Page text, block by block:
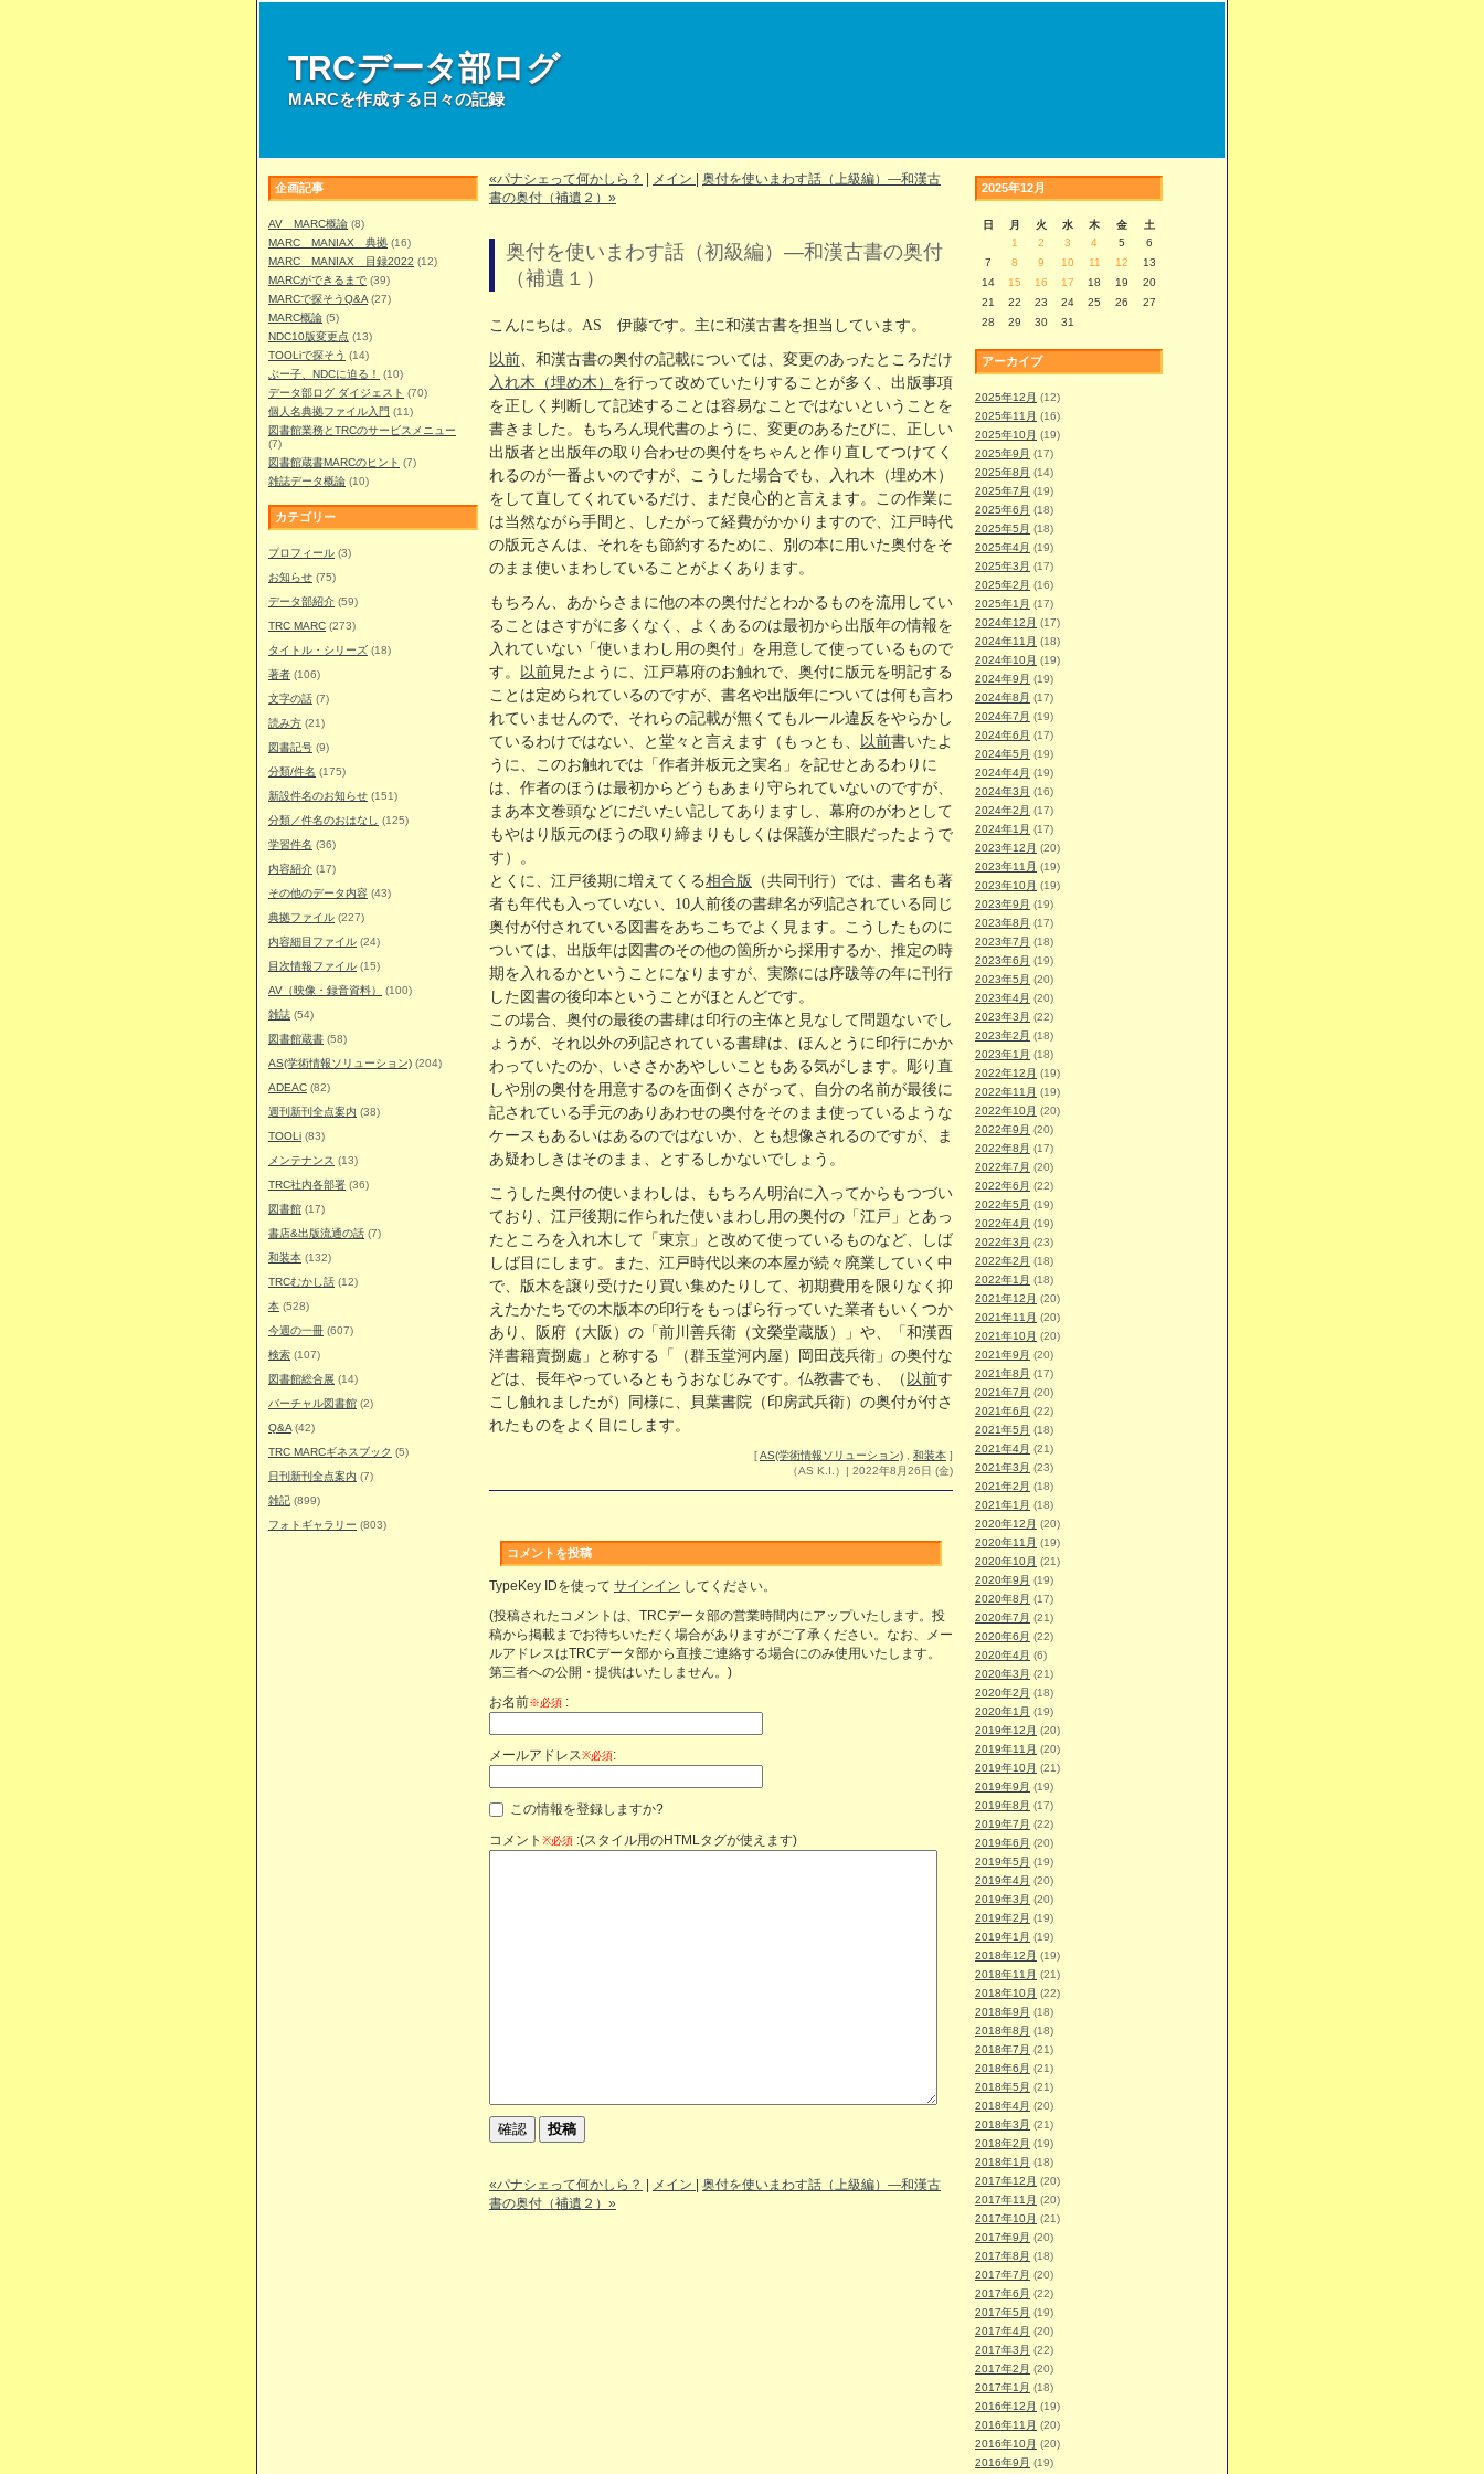
TRCデータ部ログ
MARCを作成する日々の記録
企画記事
AV MARC概論 (8)
MARC MANIAX 典拠 (16)
MARC MANIAX 目録2022 (12)
MARCができるまで (39)
MARCで探そうQ&A (27)
MARC概論 (5)
NDC10版変更点 (13)
TOOLiで探そう (14)
ぶー子、NDCに迫る！
(10)
データ部ログ ダイジェスト (70)
個人名典拠ファイル入門 (11)
図書館業務とTRCのサービスメニュー
(7)
図書館蔵書MARCのヒント (7)
雑誌データ概論 (10)
カテゴリー
プロフィール (3)
お知らせ (75)
データ部紹介 (59)
TRC MARC (273)
タイトル・シリーズ (18)
著者 (106)
文字の話 (7)
読み方 (21)
図書記号 (9)
分類/件名 (175)
新設件名のお知らせ (151)
分類／件名のおはなし
(125)
学習件名 (36)
内容紹介 (17)
その他のデータ内容 (43)
典拠ファイル (227)
内容細目ファイル (24)
目次情報ファイル (15)
AV（映像・録音資料）
(100)
雑誌 (54)
図書館蔵書 (58)
AS(学術情報ソリューション) (204)
ADEAC (82)
週刊新刊全点案内 (38)
TOOLi (83)
メンテナンス (13)
TRC社内各部署 (36)
図書館 (17)
書店&出版流通の話 (7)
和装本 (132)
TRCむかし話 (12)
本 (528)
今週の一冊 (607)
検索 (107)
図書館総合展 (14)
バーチャル図書館 (2)
Q&A (42)
TRC MARCギネスブック (5)
日刊新刊全点案内 (7)
雑記 (899)
フォトギャラリー (803)
«パナシェって何かしら？ メイン
奥付を使いまわす話（上級編）―和漢古
書の奥付（補遺２）»
奥付を使いまわす話（初級編）―和漢古書の奥付
（補遺１）
こんにちは。AS 伊藤です。主に和漢古書を担当しています。
以前、和漢古書の奥付の記載については、変更のあったところだけ
入れ木（埋め木） を行って改めていたりすることが多く、出版事項
を正しく判断して記述することは容易なことではないということを
書きました。もちろん現代書のように、変更のあるたびに、正しい
出版者と出版年の取り合わせの奥付をちゃんと作り直してつけてく
れるのが一番よいのですが、こうした場合でも、入れ木（埋め木）
をして直してくれているだけ、まだ良心的と言えます。この作業に
は当然ながら手間と、したがって経費がかかりますので、江戸時代
の版元さんは、それをも節約するために、別の本に用いた奥付をそ
のまま使いまわしていることがよくあります。
もちろん、あからさまに他の本の奥付だとわかるものを流用してい
ることはさすがに多くなく、よくあるのは最初から出版年の情報を
入れていない「使いまわし用の奥付」を用意して使っているもので
す。
以前 見たように、江戸幕府のお触れで、奥付に版元を明記する
ことは定められているのですが、書名や出版年については何も言わ
れていませんので、それらの記載が無くてもルール違反をやらかし
ているわけではない、と堂々と言えます（もっとも、
以前書いたよ
うに、このお触れでは「作者并板元之実名」を記せとあるわりに
は、作者のほうは最初からどうもあまり守られていないのですが、
まあ本文巻頭などにだいたい記してありますし、幕府のがわとして
もやはり版元のほうの取り締まりもしくは保護が主眼だったようで
す）。
とくに、江戸後期に増えてくる相合版
（共同刊行）では、書名も著
者も年代も入っていない、10人前後の書肆名が列記されている同じ
奥付が付されている図書をあちこちでよく見ます。こうしたものに
ついては、出版年は図書のその他の箇所から採用するか、推定の時
期を入れるかということになりますが、実際には序跋等の年に刊行
した図書の後印本ということがほとんどです。
この場合、奥付の最後の書肆は印行の主体と見なして問題ないでし
ょうが、それ以外の列記されている書肆は、ほんとうに印行にかか
わっていたのか、いささかあやしいこともある気がします。彫り直
しや別の奥付を用意するのを面倒くさがって、自分の名前が最後に
記されている手元のありあわせの奥付をそのまま使っているような
ケースもあるいはあるのではないか、とも想像されるのですが、ま
あ疑わしきはそのまま、とするしかないでしょう。
こうした奥付の使いまわしは、もちろん明治に入ってからもつづい
ており、江戸後期に作られた使いまわし用の奥付の「江戸」とあっ
たところを入れ木して「東京」と改めて使っているものなど、しば
しば目にします。また、江戸時代以来の本屋が続々廃業していく中
で、版木を譲り受けたり買い集めたりして、初期費用を限りなく抑
えたかたちでの木版本の印行をもっぱら行っていた業者もいくつか
あり、阪府（大阪）の「前川善兵衛（文榮堂蔵版）」や、「和漢西
洋書籍賣捌處」と称する「（群玉堂河内屋）岡田茂兵衛」の奥付な
どは、長年やっているともうおなじみです。仏教書でも、（ 以前す
こし触れましたが）同様に、貝葉書院（印房武兵衛）の奥付が付さ
れたものをよく目にします。
[AS(学術情報ソリューション) 和装本 ]
（AS K.I.）| 2022年8月26日 (金)
コメントを投稿
TypeKey IDを使って サインイン してください。
(投稿されたコメントは、TRCデータ部の営業時間内にアップいたします。投
稿から掲載までお待ちいただく場合がありますがご了承ください。なお、メー
ルアドレスはTRCデータ部から直接ご連絡する場合にのみ使用いたします。
第三者への公開・提供はいたしません。)
お名前※必須 :
メールアドレス※必須:
この情報を登録しますか?
コメント ※必須 :(スタイル用のHTMLタグが使えます)
«パナシェって何かしら？ メイン
奥付を使いまわす話（上級編）―和漢古
書の奥付（補遺２）»
2025年12月
日 月 火 水 木 金
土
1
2 3 4 5
6
7
8 9 10 11 12
13
14
15 16 17 18 19
20
21
22 23 24 25 26
27
28
29 30 31
アーカイブ
2025年12月 (12)
2025年11月 (16)
2025年10月 (19)
2025年9月 (17)
2025年8月 (14)
2025年7月 (19)
2025年6月 (18)
2025年5月 (18)
2025年4月 (19)
2025年3月 (17)
2025年2月 (16)
2025年1月 (17)
2024年12月 (17)
2024年11月 (18)
2024年10月 (19)
2024年9月 (19)
2024年8月 (17)
2024年7月 (19)
2024年6月 (17)
2024年5月 (19)
2024年4月 (19)
2024年3月 (16)
2024年2月 (17)
2024年1月 (17)
2023年12月 (20)
2023年11月 (19)
2023年10月 (19)
2023年9月 (19)
2023年8月 (17)
2023年7月 (18)
2023年6月 (19)
2023年5月 (20)
2023年4月 (20)
2023年3月 (22)
2023年2月 (18)
2023年1月 (18)
2022年12月 (19)
2022年11月 (19)
2022年10月 (20)
2022年9月 (20)
2022年8月 (17)
2022年7月 (20)
2022年6月 (22)
2022年5月 (19)
2022年4月 (19)
2022年3月 (23)
2022年2月 (18)
2022年1月 (18)
2021年12月 (20)
2021年11月 (20)
2021年10月 (20)
2021年9月 (20)
2021年8月 (17)
2021年7月 (20)
2021年6月 (22)
2021年5月 (18)
2021年4月 (21)
2021年3月 (23)
2021年2月 (18)
2021年1月 (18)
2020年12月 (20)
2020年11月 (19)
2020年10月 (21)
2020年9月 (19)
2020年8月 (17)
2020年7月 (21)
2020年6月 (22)
2020年4月 (6)
2020年3月 (21)
2020年2月 (18)
2020年1月 (19)
2019年12月 (20)
2019年11月 (20)
2019年10月 (21)
2019年9月 (19)
2019年8月 (17)
2019年7月 (22)
2019年6月 (20)
2019年5月 (19)
2019年4月 (20)
2019年3月 (20)
2019年2月 (19)
2019年1月 (19)
2018年12月 (19)
2018年11月 (21)
2018年10月 (22)
2018年9月 (18)
2018年8月 (18)
2018年7月 (21)
2018年6月 (21)
2018年5月 (21)
2018年4月 (20)
2018年3月 (21)
2018年2月 (19)
2018年1月 (18)
2017年12月 (20)
2017年11月 (20)
2017年10月 (21)
2017年9月 (20)
2017年8月 (18)
2017年7月 (20)
2017年6月 (22)
2017年5月 (19)
2017年4月 (20)
2017年3月 (22)
2017年2月 (20)
2017年1月 (18)
2016年12月 (19)
2016年11月 (20)
2016年10月 (20)
2016年9月 (19)